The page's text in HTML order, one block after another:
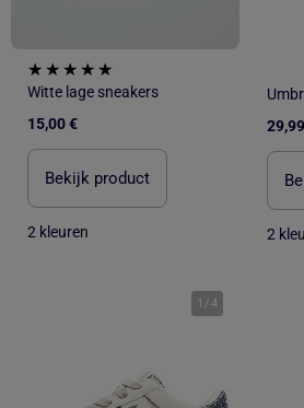
Witte lage sneakers
15,00 €
Bekijk product
2 kleuren 2
1 /4